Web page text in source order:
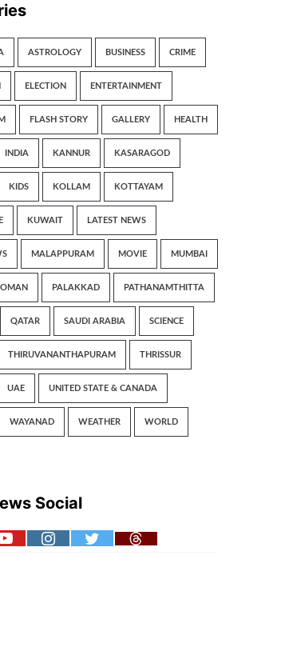
ASTROLOGY BUSINESS CRIME
ELECTION ENTERTAINMENT
FLASH STORY GALLERY HEALTH
INDIA KANNUR KASARAGOD
KIDS KOLLAM KOTTAYAM
KUWAIT LATEST NEWS
MALAPPURAM MOVIE MUMBAI
OMAN PALAKKAD PATHANAMTHITTA
QATAR SAUDI ARABIA SCIENCE
THIRUVANANTHAPURAM THRISSUR
UAE UNITED STATE & CANADA
WAYANAD WEATHER WORLD
Social